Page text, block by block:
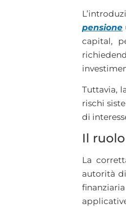
pensione
capital,
Tuttavia,
rischi
di
Il
La
autorità
finanziaria